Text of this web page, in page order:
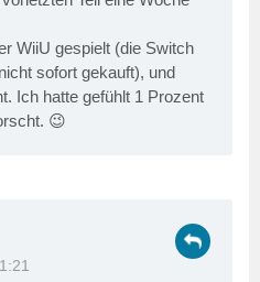
WiiU gespielt (die Switch
sofort gekauft), und
Ich hatte gefühlt 1 Prozent
😉